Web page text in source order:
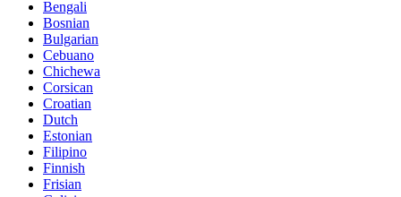
Bengali
Bosnian
Bulgarian
Cebuano
Chichewa
Corsican
Croatian
Dutch
Estonian
Filipino
Finnish
Frisian